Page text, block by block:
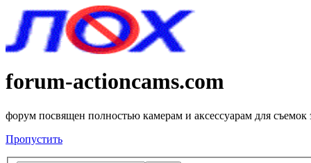
forum-actioncams.com
форум посвящен полностью камерам и аксессуарам для съемок
Пропустить